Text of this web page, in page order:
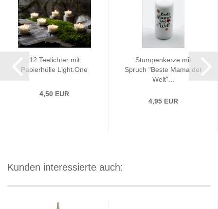
12 Teelichter mit
Papierhülle Light.One
4,50 EUR
Stumpenkerze mit
Spruch "Beste Mama der
Welt"...
4,95 EUR
Kunden interessierte auch: